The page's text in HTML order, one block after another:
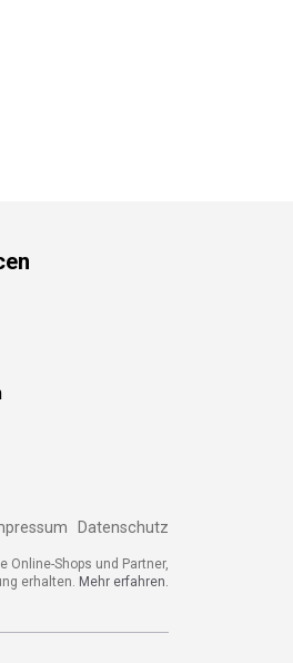
n
Datenschutz
Shops und Partner,
erhalten. Mehr erfahren.